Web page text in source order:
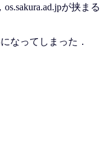
os.sakura.ad.jpが挟まる
なってしまった．